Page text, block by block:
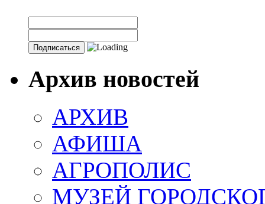
Архив новостей
АРХИВ
АФИША
АГРОПОЛИС
МУЗЕЙ